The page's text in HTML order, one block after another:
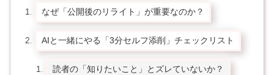
なぜ「公開後のリライト」が重要なのか？
AIと一緒にやる「3分セルフ添削」チェックリスト
読者の「知りたいこと」とズレていないか？